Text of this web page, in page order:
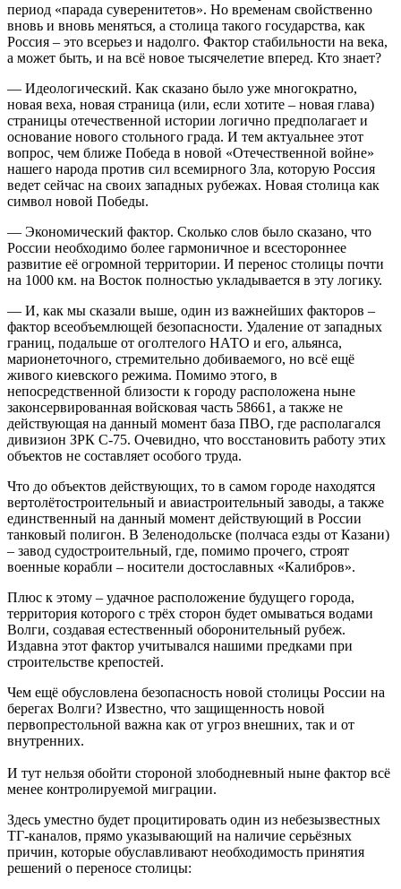
период «парада суверенитетов». Но временам свойственно
вновь и вновь меняться, а столица такого государства, как
Россия – это всерьез и надолго. Фактор стабильности на века,
а может быть, и на всё новое тысячелетие вперед. Кто знает?
— Идеологический. Как сказано было уже многократно,
новая веха, новая страница (или, если хотите – новая глава)
страницы отечественной истории логично предполагает и
основание нового стольного града. И тем актуальнее этот
вопрос, чем ближе Победа в новой «Отечественной войне»
нашего народа против сил всемирного Зла, которую Россия
ведет сейчас на своих западных рубежах. Новая столица как
символ новой Победы.
— Экономический фактор. Сколько слов было сказано, что
России необходимо более гармоничное и всестороннее
развитие её огромной территории. И перенос столицы почти
на 1000 км. на Восток полностью укладывается в эту логику.
— И, как мы сказали выше, один из важнейших факторов –
фактор всеобъемлющей безопасности. Удаление от западных
границ, подальше от оголтелого НАТО и его, альянса,
марионеточного, стремительно добиваемого, но всё ещё
живого киевского режима. Помимо этого, в
непосредственной близости к городу расположена ныне
законсервированная войсковая часть 58661, а также не
действующая на данный момент база ПВО, где располагался
дивизион ЗРК С-75. Очевидно, что восстановить работу этих
объектов не составляет особого труда.
Что до объектов действующих, то в самом городе находятся
вертолётостроительный и авиастроительный заводы, а также
единственный на данный момент действующий в России
танковый полигон. В Зеленодольске (полчаса езды от Казани)
– завод судостроительный, где, помимо прочего, строят
военные корабли – носители достославных «Калибров».
Плюс к этому – удачное расположение будущего города,
территория которого с трёх сторон будет омываться водами
Волги, создавая естественный оборонительный рубеж.
Издавна этот фактор учитывался нашими предками при
строительстве крепостей.
Чем ещё обусловлена безопасность новой столицы России на
берегах Волги? Известно, что защищенность новой
первопрестольной важна как от угроз внешних, так и от
внутренних.
И тут нельзя обойти стороной злободневный ныне фактор всё
менее контролируемой миграции.
Здесь уместно будет процитировать один из небезызвестных
ТГ-каналов, прямо указывающий на наличие серьёзных
причин, которые обуславливают необходимость принятия
решений о переносе столицы: